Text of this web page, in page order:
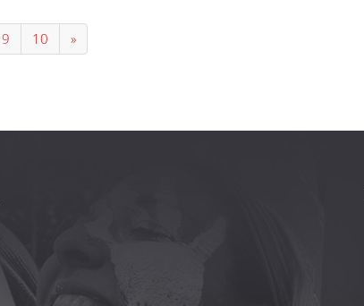
9 10 »